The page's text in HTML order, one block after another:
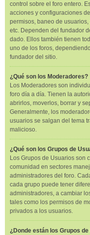
control sobre el foro entero.
acciones y configuraciones
permisos, baneo de
etc. Dependen del fundador
dado. Ellos también tienen
uno de los foros,
fundador del sitio.
¿Qué son los Moderadores?
Los Moderadores son
foro día a día. Tienen la
abrirlos, moverlos, borrar y
Generalmente, los
usuarios se salgan del tema
malicioso.
¿Qué son los Grupos de
Los Grupos de Usuarios son
comunidad en sectores
administradores del foro.
cada grupo puede tener
administradores, a cambiar
tales como los permisos de
privados a los usuarios.
¿Donde están los Grupos